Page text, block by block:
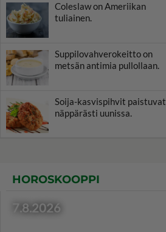
Coleslaw on Ameriikan
tuliainen.
Suppilovahverokeitto on
metsän antimia pullollaan.
Soija-kasvispihvit paistuvat
näppärästi uunissa.
HOROSKOOPPI
7.8.2026